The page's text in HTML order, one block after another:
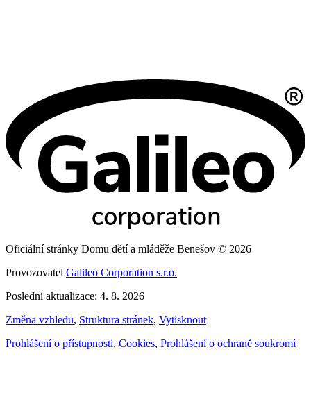
Oficiální stránky Domu dětí a mláděže Benešov © 2026
Provozovatel Galileo Corporation s.r.o.
Poslední aktualizace: 4. 8. 2026
Změna vzhledu, Struktura stránek, Vytisknout
Prohlášení o přístupnosti, Cookies, Prohlášení o ochraně soukromí